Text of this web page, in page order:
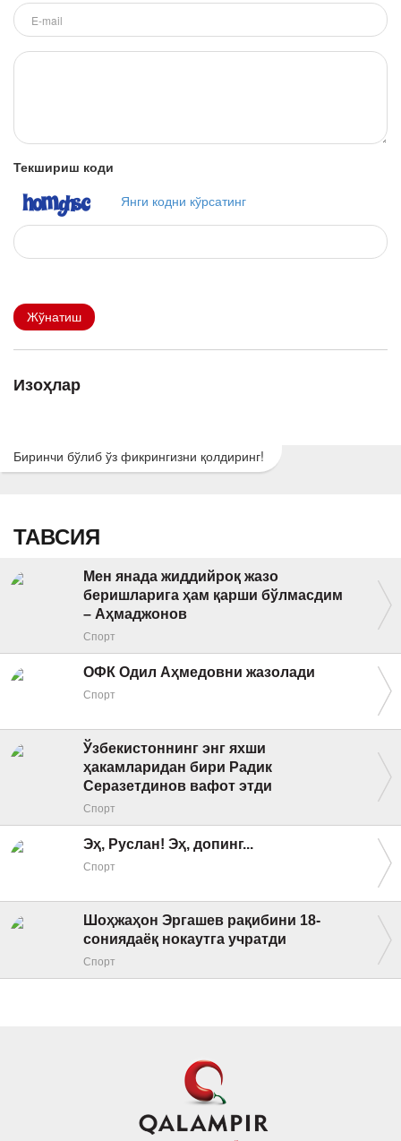
Текшириш коди
Янги кодни кўрсатинг
Жўнатиш
Изоҳлар
Биринчи бўлиб ўз фикрингизни қолдиринг!
ТАВСИЯ
Мен янада жиддийроқ жазо
беришларига ҳам қарши бўлмасдим
– Аҳмаджонов
Спорт
ОФК Одил Аҳмедовни жазолади
Спорт
Ўзбекистоннинг энг яхши
ҳакамларидан бири Радик
Серазетдинов вафот этди
Спорт
Эҳ, Руслан! Эҳ, допинг...
Спорт
Шоҳжаҳон Эргашев рақибини 18-
сониядаёқ нокаутга учратди
Спорт